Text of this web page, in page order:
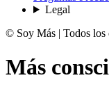
Legal
© Soy Más | Todos los
Más